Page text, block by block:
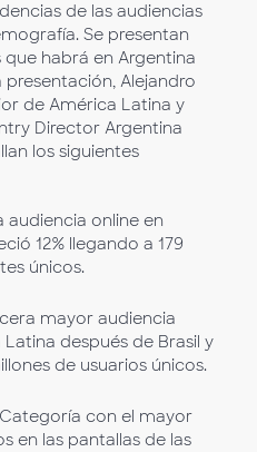
de las audiencias
Se presentan
habrá en Argentina
presentación, Alejandro
de América Latina y
Director Argentina
los siguientes
audiencia online en
12% llegando a 179
únicos.
mayor audiencia
después de Brasil y
de usuarios únicos.
con el mayor
en las pantallas de las